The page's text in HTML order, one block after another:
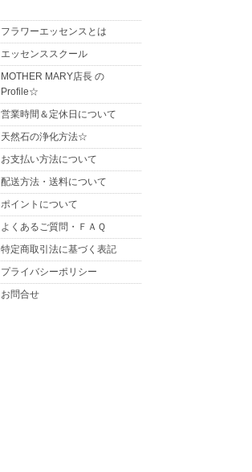
フラワーエッセンスとは
エッセンススクール
MOTHER MARY店長 の
Profile☆
営業時間＆定休日について
天然石の浄化方法☆
お支払い方法について
配送方法・送料について
ポイントについて
よくあるご質問・ＦＡＱ
特定商取引法に基づく表記
プライバシーポリシー
お問合せ